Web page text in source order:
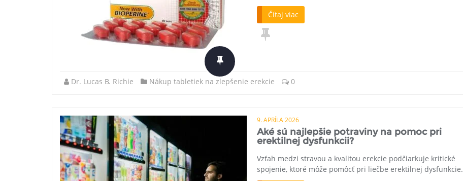
Čítaj viac
Dr. Lucas B. Richie Nákup tabletiek na zlepšenie erekcie 0
9. APRÍLA 2026
Aké sú najlepšie potraviny na pomoc pri
erektilnej dysfunkcii?
Vzťah medzi stravou a kvalitou erekcie podčiarkuje kritické
spojenie, ktoré môže pomôcť pri liečbe erektilnej dysfunkcie.